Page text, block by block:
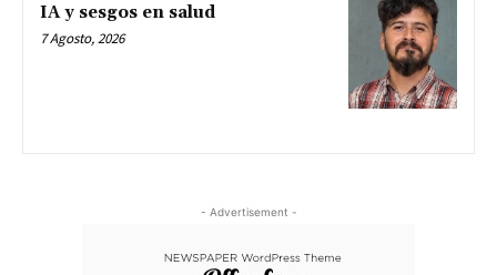
IA y sesgos en salud
7 Agosto, 2026
- Advertisement -